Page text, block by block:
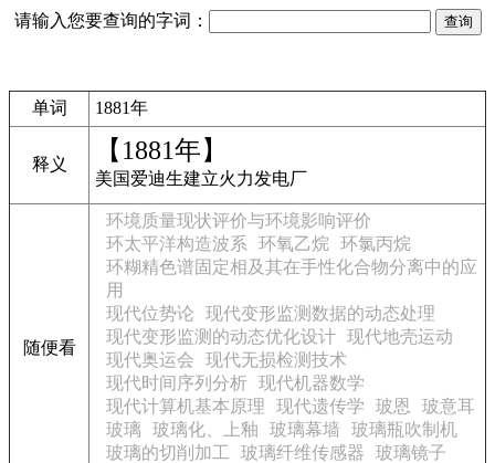
请输入您要查询的字词：
单词 1881年
释义 【1881年】
美国爱迪生建立火力发电厂
随便看
环境质量现状评价与环境影响评价
环太平洋构造波系
环氧乙烷 环氯丙烷
环糊精色谱固定相及其在手性化合物分离中的应
用
现代位势论
现代变形监测数据的动态处理
现代变形监测的动态优化设计 现代地壳运动
现代奥运会
现代无损检测技术
现代时间序列分析 现代机器数学
现代计算机基本原理
现代遗传学 玻恩
玻意耳
玻璃
玻璃化、上釉 玻璃幕墙
玻璃瓶吹制机
玻璃的切削加工
玻璃纤维传感器
玻璃镜子